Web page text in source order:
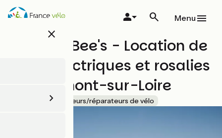
Aller
au
close
Menu
Stations Bee's - Location de
vélos électriques et rosalies
à Chaumont-sur-Loire
Accueil Vélo Loueurs/réparateurs de vélo